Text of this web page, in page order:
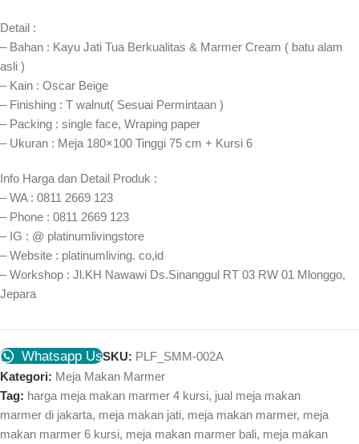
Detail :
– Bahan : Kayu Jati Tua Berkualitas & Marmer Cream ( batu alam
asli )
– Kain : Oscar Beige
– Finishing : T walnut( Sesuai Permintaan )
– Packing : single face, Wraping paper
– Ukuran : Meja 180×100 Tinggi 75 cm + Kursi 6
Info Harga dan Detail Produk :
– WA : 0811 2669 123
– Phone : 0811 2669 123
– IG : @ platinumlivingstore
– Website : platinumliving. co,id
– Workshop : Jl.KH Nawawi Ds.Sinanggul RT 03 RW 01 Mlonggo,
Jepara
Whatsapp UsSKU: PLF_SMM-002A
Kategori: Meja Makan Marmer
Tag: harga meja makan marmer 4 kursi, jual meja makan
marmer di jakarta, meja makan jati, meja makan marmer, meja
makan marmer 6 kursi, meja makan marmer bali, meja makan